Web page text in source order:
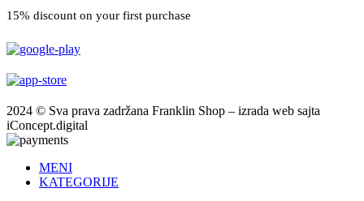
15% discount on your first purchase
2024 © Sva prava zadržana Franklin Shop – izrada web sajta
iConcept.digital
MENI
KATEGORIJE